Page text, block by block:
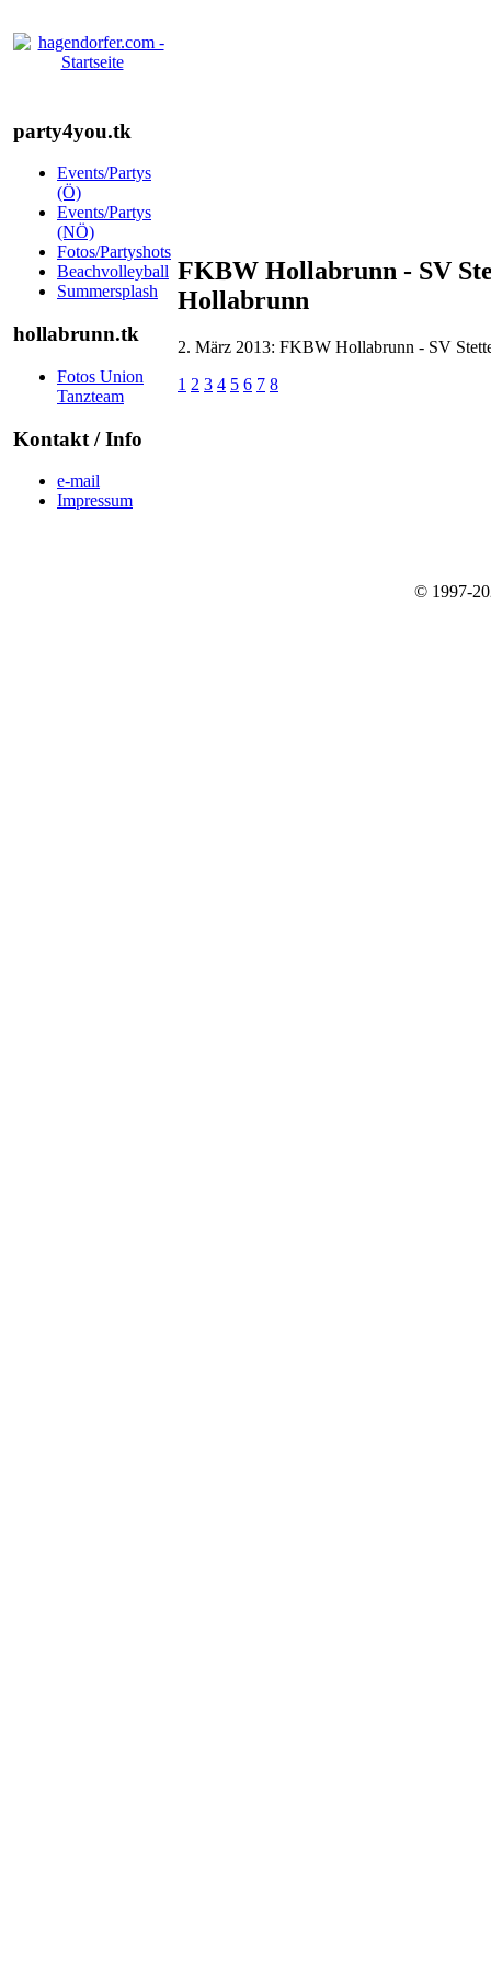
party4you.tk
Events/Partys
(Ö)
Events/Partys
(NÖ)
Fotos/Partyshots
Beachvolleyball
Summersplash
hollabrunn.tk
Fotos Union
Tanzteam
Kontakt / Info
e-mail
Impressum
FKBW Hollabrunn - SV
Hollabrunn
2. März 2013: FKBW Hollabrunn - SV
1 2 3 4 5 6 7 8
© 1997-